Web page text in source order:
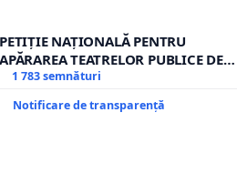
PETIȚIE NAȚIONALĂ PENTRU
APĂRAREA TEATRELOR PUBLICE DE
REPERTORIU DIN ROMÂNIA
1 783 semnături
Notificare de transparență